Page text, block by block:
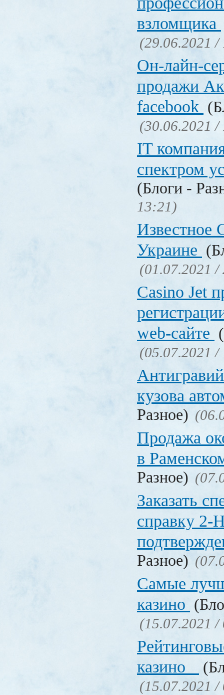
взломщика
(29.06.2021 /
Он-лайн-
продажи
facebook
(30.06.2021 /
IT
спектром
(Блоги -
13:21)
Известное
Украине
(01.07.2021 /
Сasino Jet
web-сайте
(05.07.2021 /
кузова
Разное)
Продажа
в
Разное)
Заказать
справку
Разное)
Самые
казино
(15.07.2021 /
казино
(15.07.2021 /